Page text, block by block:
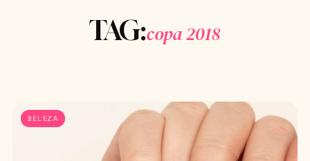
TAG:copa 2018
BELEZA